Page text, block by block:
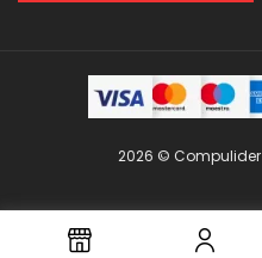
2026 © Compulider